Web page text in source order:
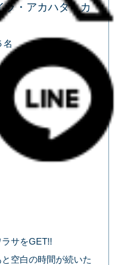
・アカハタ・カ
サをGET!!
空白の時間が続いた